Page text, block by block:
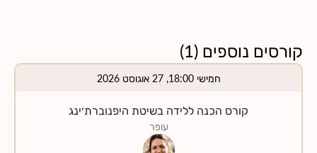
קורסים נוספים (
1
)
חמישי 18:00, 27 אוגוסט 2026
קורס הכנה ללידה בשיטת היפנוברת׳ינג
עופר